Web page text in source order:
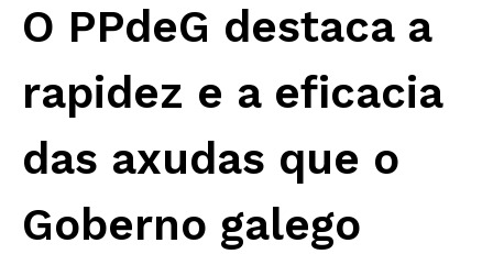
O PPdeG destaca a
rapidez e a eficacia
das axudas que o
Goberno galego